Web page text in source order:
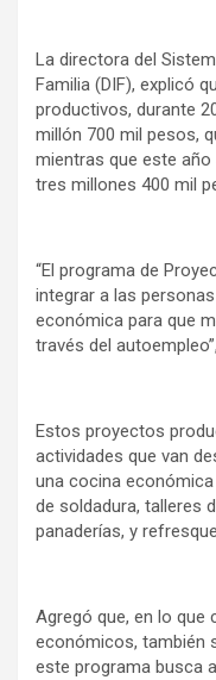
La directora del
Familia (DIF), explicó
productivos, durante
millón 700 mil pesos,
mientras que este
tres millones 400 mil
“El programa de
integrar a las
económica para que
través del
Estos proyectos
actividades que van
una cocina
de soldadura, talleres
panaderías, y
Agregó que, en lo que
económicos, también
este programa busca